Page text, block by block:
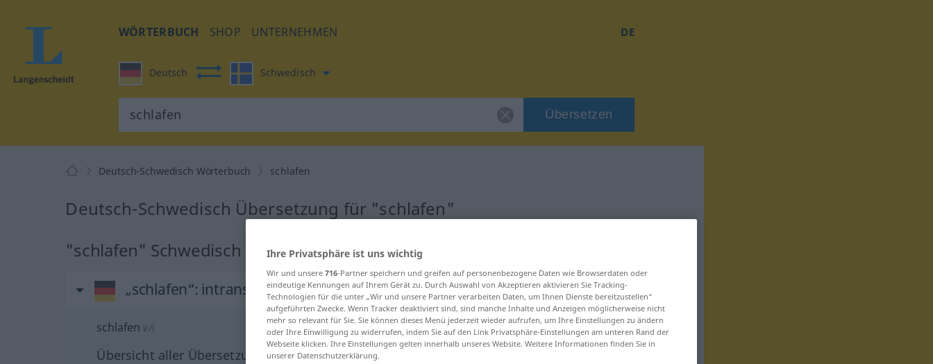
WÖRTERBUCH SHOP UNTERNEHMEN DE
Deutsch Schwedisch
Übersetzen
Deutsch-Schwedisch Wörterbuch schlafen
Deutsch-Schwedisch Übersetzung für "schlafen"
"schlafen" Schwedisch Übersetzung
„schlafen“: intransitives Verb, intransitives Zeitwort
schlafen v/i
Übersicht aller Übersetzungen
Ihre Privatsphäre ist uns wichtig
Wir und unsere 716-Partner speichern und greifen auf personenbezogene Daten wie Browserdaten oder
eindeutige Kennungen auf Ihrem Gerät zu. Durch Auswahl von Akzeptieren aktivieren Sie Tracking-
Technologien für die unter „Wir und unsere Partner verarbeiten Daten, um Ihnen Dienste bereitzustellen“
aufgeführten Zwecke. Wenn Tracker deaktiviert sind, sind manche Inhalte und Anzeigen möglicherweise nicht
mehr so relevant für Sie. Sie können dieses Menü jederzeit wieder aufrufen, um Ihre Einstellungen zu ändern
oder Ihre Einwilligung zu widerrufen, indem Sie auf den Link Privatsphäre-Einstellungen am unteren Rand der
Webseite klicken. Ihre Einstellungen gelten innerhalb unseres Website. Weitere Informationen finden Sie in
unserer Datenschutzerklärung.